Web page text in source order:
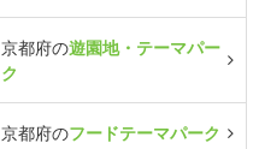
京都府の遊園地・テーマパー
ク
京都府のフードテーマパーク